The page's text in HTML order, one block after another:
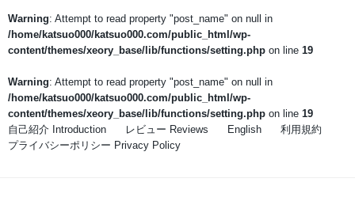
Warning: Attempt to read property "post_name" on null in
/home/katsuo000/katsuo000.com/public_html/wp-
content/themes/xeory_base/lib/functions/setting.php on line 19
Warning: Attempt to read property "post_name" on null in
/home/katsuo000/katsuo000.com/public_html/wp-
content/themes/xeory_base/lib/functions/setting.php on line 19
自己紹介 Introduction
レビュー Reviews English
利用規約
プライバシーポリシー Privacy Policy